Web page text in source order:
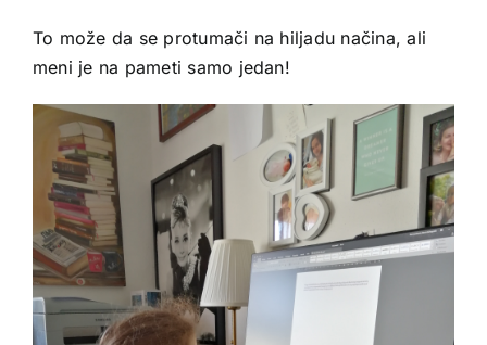
To može da se protumači na hiljadu načina, ali
meni je na pameti samo jedan!